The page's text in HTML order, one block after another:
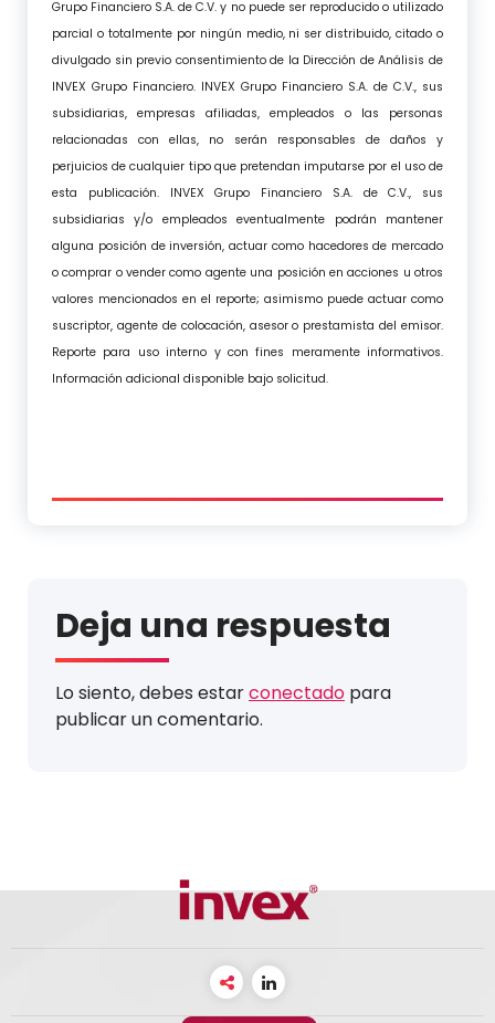
Grupo Financiero S.A. de C.V. y no puede ser reproducido o utilizado
parcial o totalmente por ningún medio, ni ser distribuido, citado o
divulgado sin previo consentimiento de la Dirección de Análisis de
INVEX Grupo Financiero. INVEX Grupo Financiero S.A. de C.V., sus
subsidiarias, empresas afiliadas, empleados o las personas
relacionadas con ellas, no serán responsables de daños y
perjuicios de cualquier tipo que pretendan imputarse por el uso de
esta publicación. INVEX Grupo Financiero S.A. de C.V., sus
subsidiarias y/o empleados eventualmente podrán mantener
alguna posición de inversión, actuar como hacedores de mercado
o comprar o vender como agente una posición en acciones u otros
valores mencionados en el reporte; asimismo puede actuar como
suscriptor, agente de colocación, asesor o prestamista del emisor.
Reporte para uso interno y con fines meramente informativos.
Información adicional disponible bajo solicitud.
Deja una respuesta
Lo siento, debes estarconectado para
publicar un comentario.